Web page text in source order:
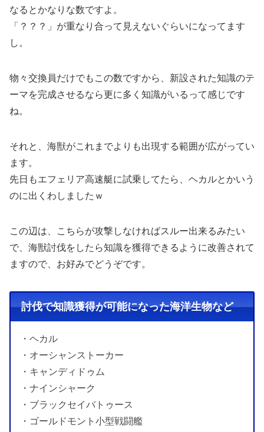
なるとかなりな数ですよ。
「？？？」が重なり合って見えないぐらいになってます
し。
物々交換員だけでもこの数ですから、新設された知識のテ
ーマを完成させるなら更に多く知識がいるって感じです
ね。
それと、海獣がこれまでよりも出現する範囲が広がってい
ます。
先日もエフェリア高速艇に試乗してたら、ヘカルとかいう
のに出くわしましたｗ
この辺は、こちらが攻撃しなければスルー出来るみたい
で、海獣討伐をしたら知識を獲得できるように改善されて
ますので、お好みでどうぞです。
討伐で知識獲得が可能になった海洋生物など
・ヘカル
・オーシャンストーカー
・キャンディドゥム
・ナインシャーク
・ブラックセイバトゥース
・ゴールドモント小型戦闘艦